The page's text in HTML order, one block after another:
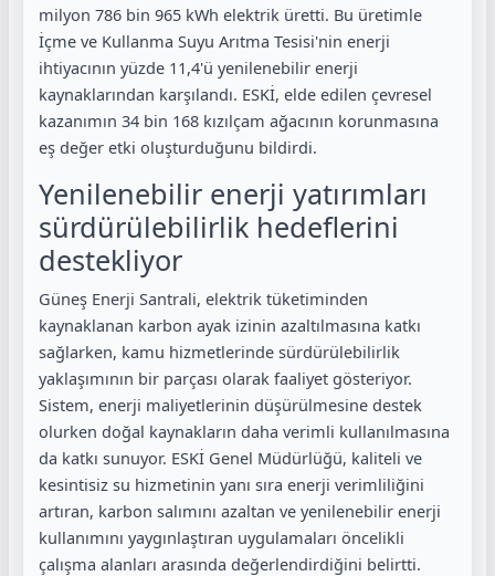
milyon 786 bin 965 kWh elektrik üretti. Bu üretimle
İçme ve Kullanma Suyu Arıtma Tesisi'nin enerji
ihtiyacının yüzde 11,4'ü yenilenebilir enerji
kaynaklarından karşılandı. ESKİ, elde edilen çevresel
kazanımın 34 bin 168 kızılçam ağacının korunmasına
eş değer etki oluşturduğunu bildirdi.
Yenilenebilir enerji yatırımları
sürdürülebilirlik hedeflerini
destekliyor
Güneş Enerji Santrali, elektrik tüketiminden
kaynaklanan karbon ayak izinin azaltılmasına katkı
sağlarken, kamu hizmetlerinde sürdürülebilirlik
yaklaşımının bir parçası olarak faaliyet gösteriyor.
Sistem, enerji maliyetlerinin düşürülmesine destek
olurken doğal kaynakların daha verimli kullanılmasına
da katkı sunuyor. ESKİ Genel Müdürlüğü, kaliteli ve
kesintisiz su hizmetinin yanı sıra enerji verimliliğini
artıran, karbon salımını azaltan ve yenilenebilir enerji
kullanımını yaygınlaştıran uygulamaları öncelikli
çalışma alanları arasında değerlendirdiğini belirtti.